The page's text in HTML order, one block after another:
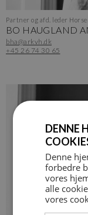
Partner og afd. leder
BO HAUGLAND
bha@arkvh.dk
+45 26 74 30 65
DENNE
Denne
forbedre
vores
alle
vores